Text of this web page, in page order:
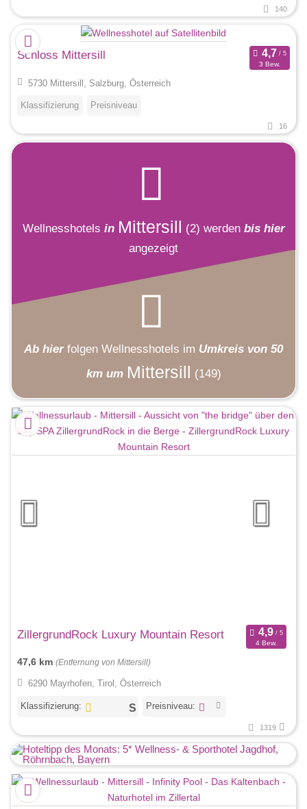
140
Schloss Mittersill
3 Bew.
5730 Mittersill, Salzburg, Österreich
Klassifizierung Preisniveau
16
Wellnesshotels in Mittersill (2) werden bis hier
angezeigt
Ab hier folgen Wellnesshotels im Umkreis von 50
km um Mittersill (149)
ZillergrundRock Luxury Mountain Resort
4 Bew.
47,6 km (Entfernung von Mittersill)
6290 Mayrhofen, Tirol, Österreich
Klassifizierung: Preisniveau:
1319